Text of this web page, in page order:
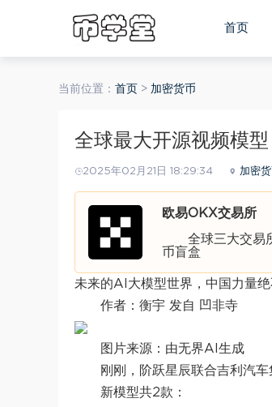
首页
当前位置： 首页 > 加密货币
全球最大开源视频模
2025年02月21日 18:29:34 加密
欧易OKX交易所
全球三大交易
币盲盒
未来的AI大模型世界，中国力量绝
作者：衡宇 发自 凹非寺
图片来源：由无界AI生成
刚刚，阶跃星辰联合吉利汽
新模型共2款：